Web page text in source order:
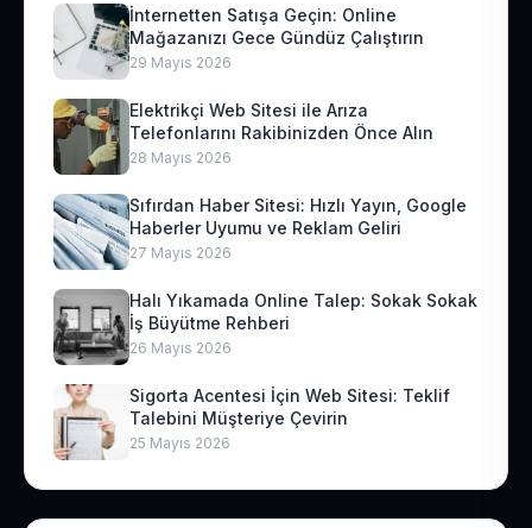
İnternetten Satışa Geçin: Online
Mağazanızı Gece Gündüz Çalıştırın
29 Mayıs 2026
Elektrikçi Web Sitesi ile Arıza
Telefonlarını Rakibinizden Önce Alın
28 Mayıs 2026
Sıfırdan Haber Sitesi: Hızlı Yayın, Google
Haberler Uyumu ve Reklam Geliri
27 Mayıs 2026
Halı Yıkamada Online Talep: Sokak Sokak
İş Büyütme Rehberi
26 Mayıs 2026
Sigorta Acentesi İçin Web Sitesi: Teklif
Talebini Müşteriye Çevirin
25 Mayıs 2026